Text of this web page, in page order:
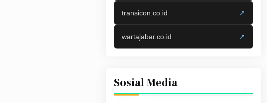
transicon.co.id ↗
wartajabar.co.id ↗
Sosial Media